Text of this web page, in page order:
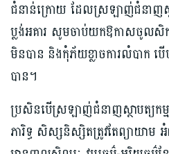
ជំនាន់ក្រោយ ដែលស្រឡាញ់ជំនាញស្ថ
ប្លង់អគារ សូមចាប់យក​ឱកាស​ចូលសិ
មិនបាន និងកុំភ័យខ្លាចការលំបាក បើបុ
បាន។
ប្រសិនបើស្រឡាញ់ជំនាញស្ថាបត្យកម្
ភារិទ្ធ សិស្សនិស្សិតត្រូវតែព្យាយា